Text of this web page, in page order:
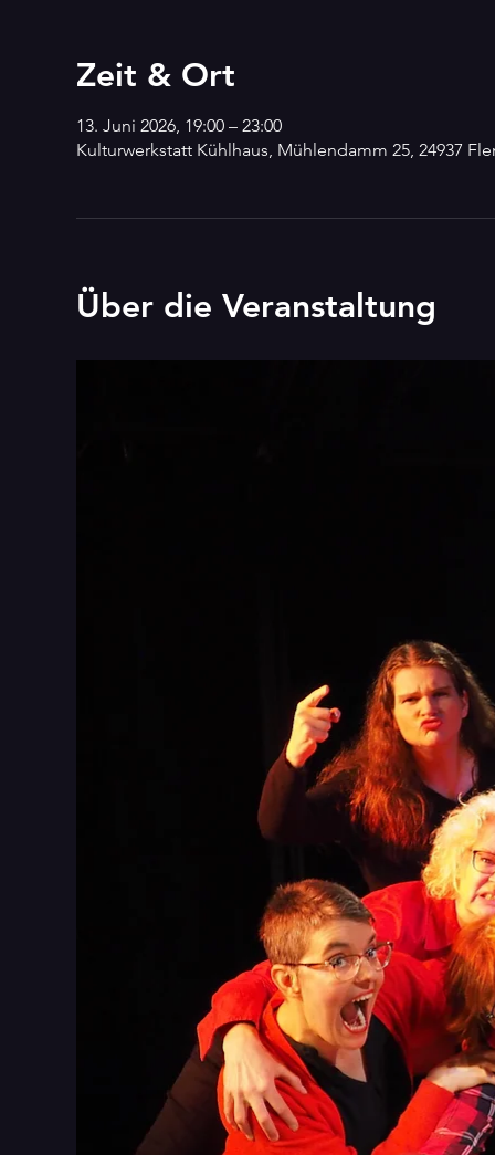
Zeit & Ort
13. Juni 2026, 19:00 – 23:00
Kulturwerkstatt Kühlhaus, Mühlendamm 25, 24937
Über die Veranstaltung